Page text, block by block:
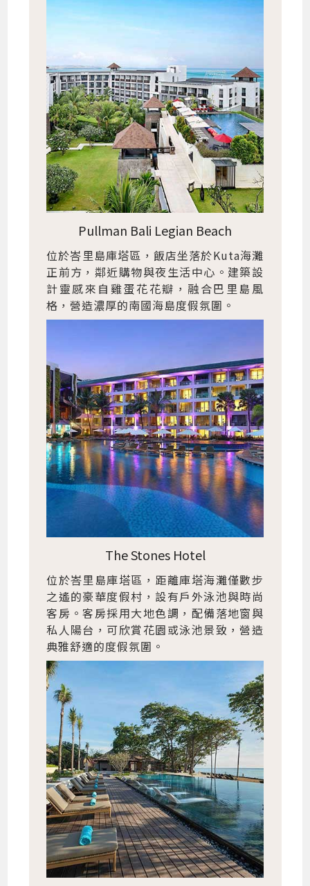
Pullman Bali Legian Beach
位於峇里島庫塔區，飯店坐落於Kuta海灘
正前方，鄰近購物與夜生活中心。建築設
計靈感來自雞蛋花花瓣，融合巴里島風
格，營造濃厚的南國海島度假氛圍。
The Stones Hotel
位於峇里島庫塔區，距離庫塔海灘僅數步
之遙的豪華度假村，設有戶外泳池與時尚
客房。客房採用大地色調，配備落地窗與
私人陽台，可欣賞花園或泳池景致，營造
典雅舒適的度假氛圍。